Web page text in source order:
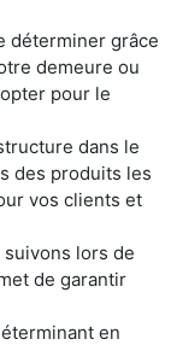
déterminer grâce
demeure ou
pour le
dans le
des produits les
vos clients et
lors de
de garantir
en